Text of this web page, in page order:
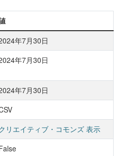
年7月30日
年7月30日
年7月30日
リエイティブ・コモンズ 表示